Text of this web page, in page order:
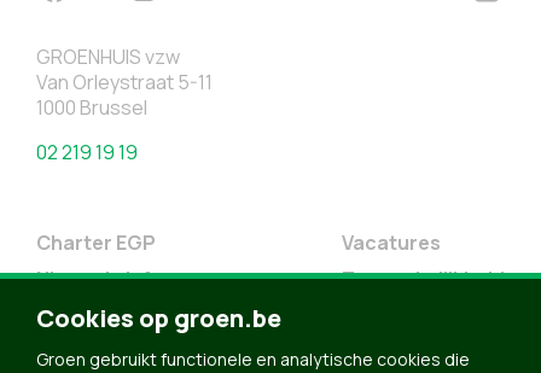
GROENHUIS vzw
Van Orleystraat 5-11
1000 Brussel
02 219 19 19
Charter EGP
Nieuwsbrief
Doe Mee
Contact
Vacatures
Toegankelijkheid
Cookies op groen.be
Groen gebruikt functionele en analytische cookies die